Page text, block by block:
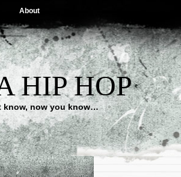
About
HIP HOP
know, now you know…